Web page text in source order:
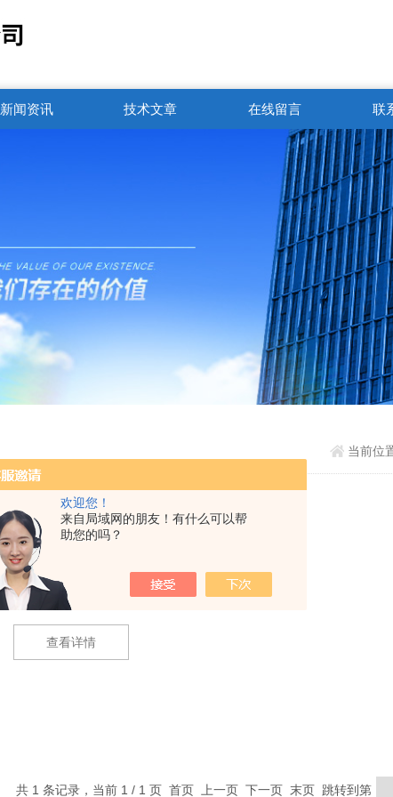
欢迎您！
来自局域网的朋友！有什么可以帮
助您的吗？
17512503446
新闻资讯 技术文章 在线留言 联
当前位
反应釜氮气保护监测系统
反应釜氮气保护监测系统 反应釜的充氮
保护与离心机大致相同；特别是加氢工
艺过程 中，必须严格地反复进行抽真
空，氮气置换，充分的保证釜内处 于绝
氧状态，且氧含量需控制在 1%VOL 以
内；对传感器的使用 寿命、准确性、误
浏览量：4364
查看详情
共 1 条记录，当前 1 / 1 页 首页 上一页 下一页 末页 跳转到第